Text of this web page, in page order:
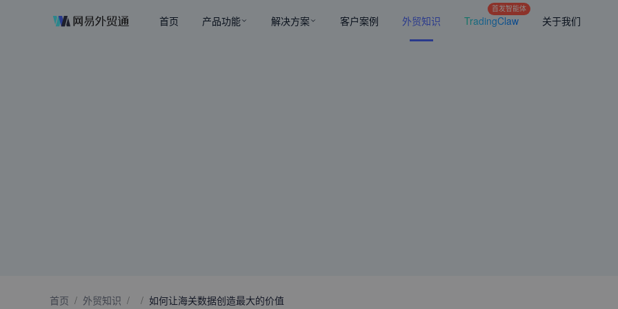
首页 产品功能 解决方案 客户案例 外贸知识 TradingClaw
首发智能体
关于我们
首页 / 外贸知识 / / 如何让海关数据创造最大的价值